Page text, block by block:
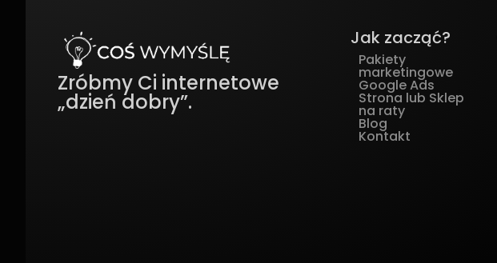
Zróbmy Ci internetowe
„dzień dobry”.
Jak zacząć?
Pakiety
marketingowe
Google Ads
Strona lub Sklep
na raty
Blog
Kontakt